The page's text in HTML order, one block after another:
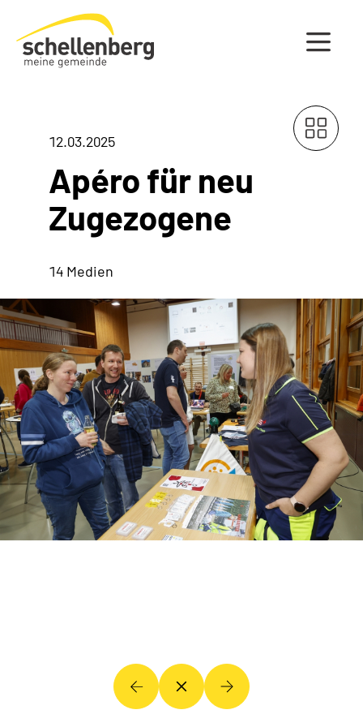
Gemeinde Schellenberg Startseite
12.03.2025
Apéro für neu
Zugezogene
14 Medien